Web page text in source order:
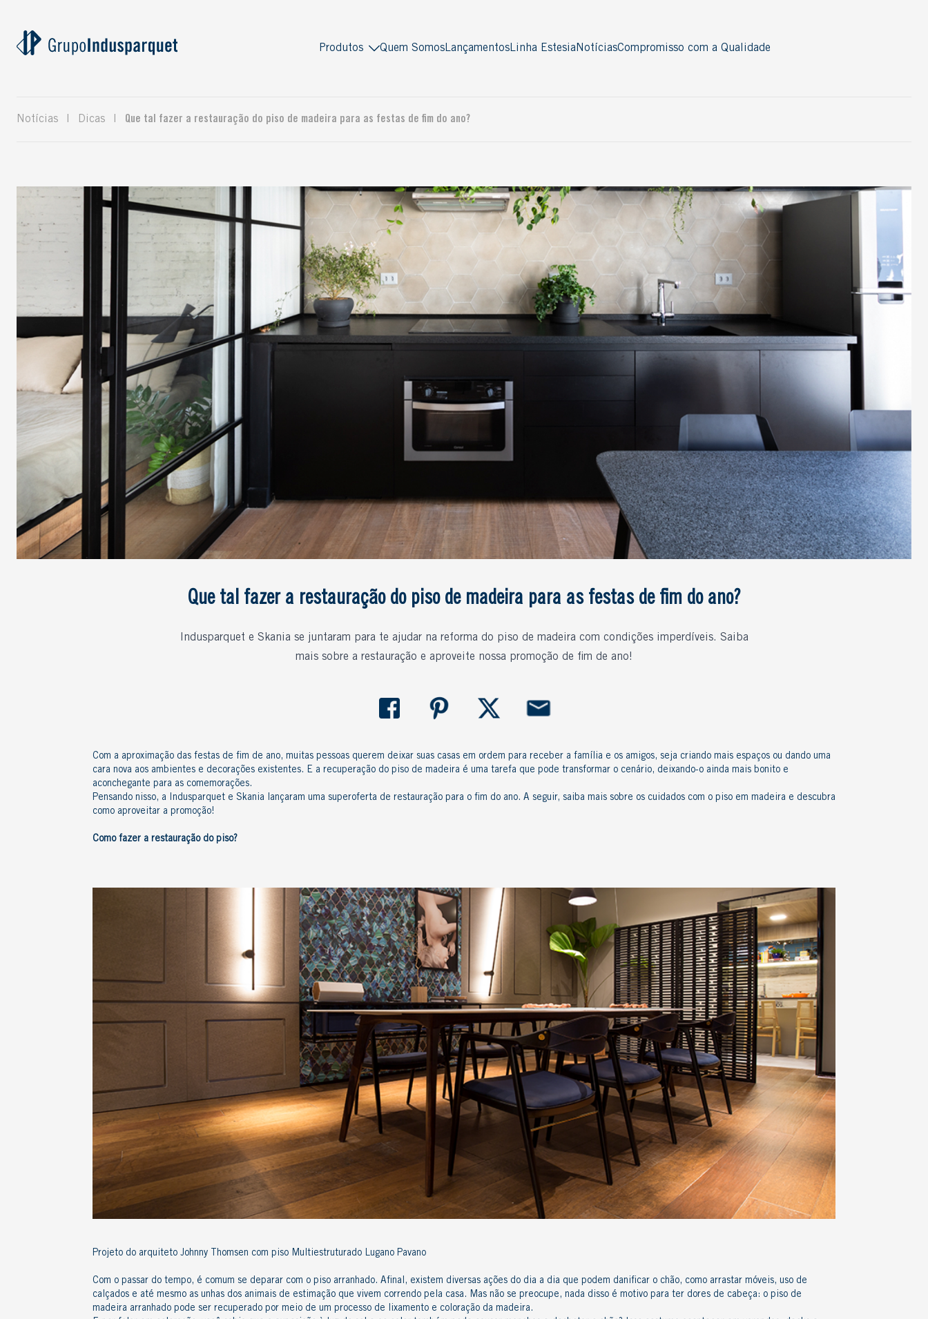
Produtos
Madeira sólida
Antiquity
Decor
Lambri
Deck
Ver todos
Madeira engenheirada
Thresold
T-Molding
Ver todos
Quem SomosLançamentosLinha EstesiaNotíciasCompromisso com a Qualidade
Notícias Dicas Que tal fazer a restauração do piso de madeira para as festas de fim do ano?
Que tal fazer a restauração do piso de madeira para as festas de fim do ano?
Indusparquet e Skania se juntaram para te ajudar na reforma do piso de madeira com condições imperdíveis. Saiba
mais sobre a restauração e aproveite nossa promoção de fim de ano!
Com a aproximação das festas de fim de ano, muitas pessoas querem deixar suas casas em ordem para receber a família e os amigos, seja criando mais espaços ou dando uma
cara nova aos ambientes e decorações existentes. E a recuperação do piso de madeira é uma tarefa que pode transformar o cenário, deixando-o ainda mais bonito e
aconchegante para as comemorações.
Pensando nisso, a Indusparquet e Skania lançaram uma superoferta de restauração para o fim do ano. A seguir, saiba mais sobre os cuidados com o piso em madeira e descubra
como aproveitar a promoção!
Como fazer a restauração do piso?
Projeto do arquiteto Johnny Thomsen com piso Multiestruturado Lugano Pavano
Com o passar do tempo, é comum se deparar com o piso arranhado. Afinal, existem diversas ações do dia a dia que podem danificar o chão, como arrastar móveis, uso de
calçados e até mesmo as unhas dos animais de estimação que vivem correndo pela casa. Mas não se preocupe, nada disso é motivo para ter dores de cabeça: o piso de
madeira arranhado pode ser recuperado por meio de um processo de lixamento e coloração da madeira.